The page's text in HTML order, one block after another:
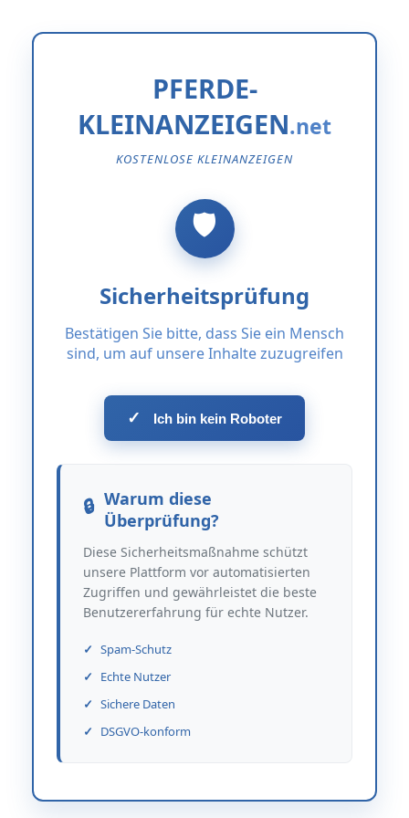
PFERDE-
KLEINANZEIGEN
KOSTENLOSE KLEINANZEIGEN
Sicherheitsprüfung
Bestätigen Sie bitte, dass Sie ein Mensch
sind, um auf unsere Inhalte zuzugreifen
✓ Ich bin kein Roboter
Warum diese
Überprüfung?
Diese Sicherheitsmaßnahme schützt
unsere Plattform vor automatisierten
Zugriffen und gewährleistet die beste
Benutzererfahrung für echte Nutzer.
Spam-Schutz
Echte Nutzer
Sichere Daten
DSGVO-konform